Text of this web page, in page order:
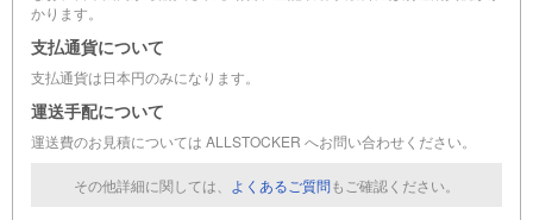
かります。
支払通貨について
支払通貨は日本円のみになります。
運送手配について
運送費のお見積については ALLSTOCKER へお問い合わせください。
その他詳細に関しては、 よくあるご質問もご確認ください。